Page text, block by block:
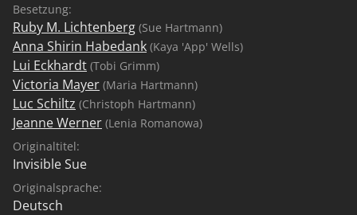
Besetzung:
Ruby M. Lichtenberg (Sue Hartmann)
Anna Shirin Habedank (Kaya 'App' Wells)
Lui Eckhardt (Tobi Grimm)
Victoria Mayer (Maria Hartmann)
Luc Schiltz (Christoph Hartmann)
Jeanne Werner (Lenia Romanowa)
Originaltitel:
Invisible Sue
Originalsprache:
Deutsch